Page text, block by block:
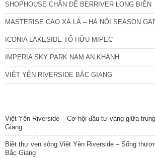
SHOPHOUSE CHÂN ĐẾ BERRIVER LONG BIÊN
MASTERISE CAO XÀ LÁ – HÀ NỘI SEASON
ICONIA LAKESIDE TỐ HỮU MIPEC
IMPERIA SKY PARK NAM AN KHÁNH
VIỆT YÊN RIVERSIDE BẮC GIANG
Việt Yên Riverside – Cơ hội đầu tư vàng giữa
Giang
Biệt thự ven sông Việt Yên Riverside – Sống
Bắc Giang